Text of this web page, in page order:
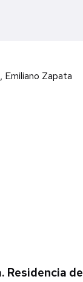
Emiliano Zapata
Residencia de